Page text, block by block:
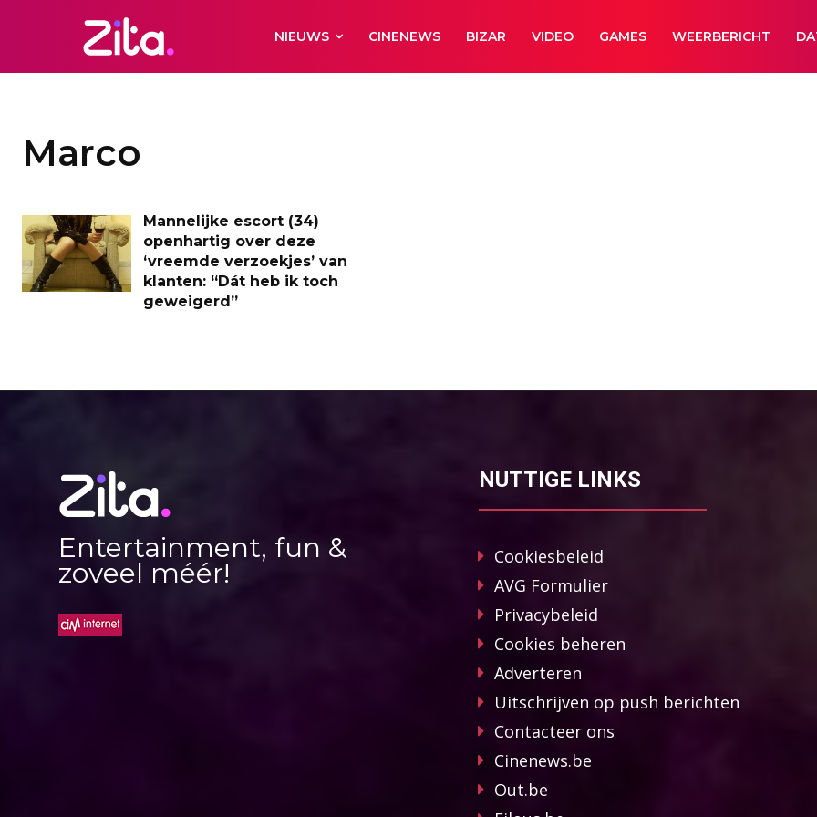
NIEUWS CINENEWS BIZAR VIDEO GAMES WEERBERICHT
Marco
Mannelijke escort (34)
openhartig over deze
‘vreemde verzoekjes’ van
klanten: “Dát heb ik toch
geweigerd”
Entertainment, fun &
zoveel méér!
NUTTIGE LINKS
Cookiesbeleid
AVG Formulier
Privacybeleid
Cookies beheren
Adverteren
Uitschrijven op push berichten
Contacteer ons
Cinenews.be
Out.be